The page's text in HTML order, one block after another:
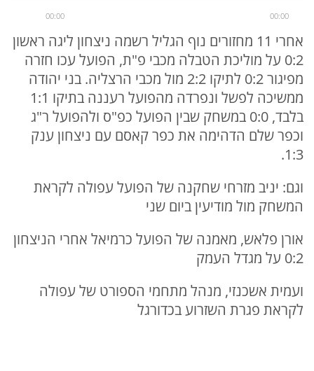
00:00
00:00
אחרי 11 מחזורים נוף הגליל רשמה ניצחון ליגה ראשון
0:2 על מוליכת הטבלה מכבי פ"ת, הפועל עכו חזרה
מפיגור 0:2 לתיקו 2:2 מול מכבי הרצליה. בני יהודה
ממשיכה לפשל ונפרדה מהפועל רעננה בתיקו 1:1
בלבד, 0:0 במשחק שבין הפועל כפ"ס ולהפועל ר"ג
וכפר שלם הדהימה את כפר קאסם עם ניצחון ענק
1:3.
וגם: יניב מזרחי שחקנה של הפועל עפולה לקראת
המשחק מול מודיעין ביום שני
אורן פלאש, מאמנה של הפועל כרמיאל אחרי הניצחון
0:2 על מגדל העמק
ועמית אשכנזי, מנהל מתחמי הספורט של עפולה
לקראת פגרת השזרוע בכדורגל